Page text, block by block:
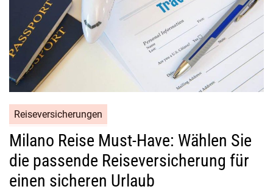
Reiseversicherungen
Milano Reise Must-Have: Wählen Sie
die passende Reiseversicherung für
einen sicheren Urlaub